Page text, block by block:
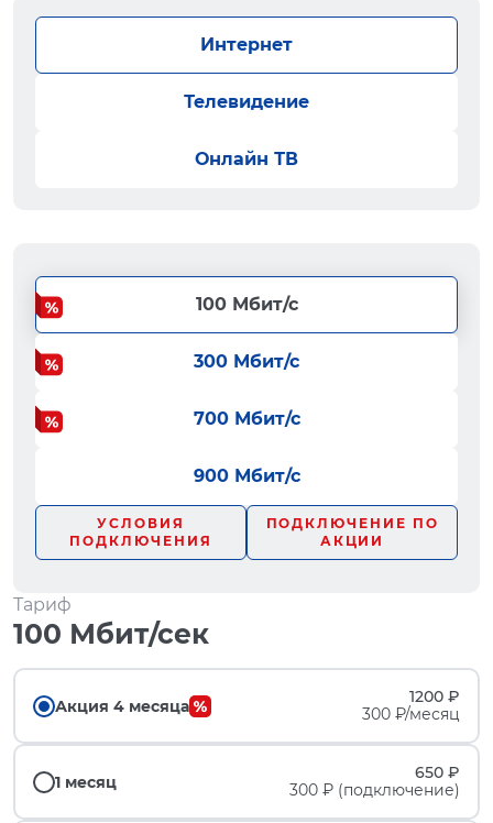
Интернет
Телевидение
Онлайн ТВ
100 Мбит/с
300 Мбит/с
700 Мбит/с
900 Мбит/с
УСЛОВИЯ
ПОДКЛЮЧЕНИЯ
ПОДКЛЮЧЕНИЕ ПО
АКЦИИ
Тариф
100 Мбит/сек
Акция 4 месяца
1200 ₽
300 ₽/месяц
1 месяц
650 ₽
300 ₽ (подключение)